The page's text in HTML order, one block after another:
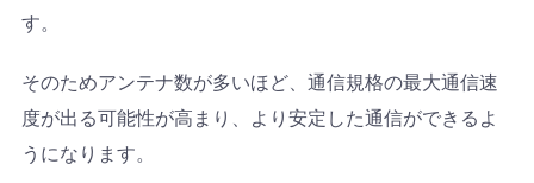
す。
そのためアンテナ数が多いほど、通信規格の最大通信速
度が出る可能性が高まり、より安定した通信ができるよ
うになります。